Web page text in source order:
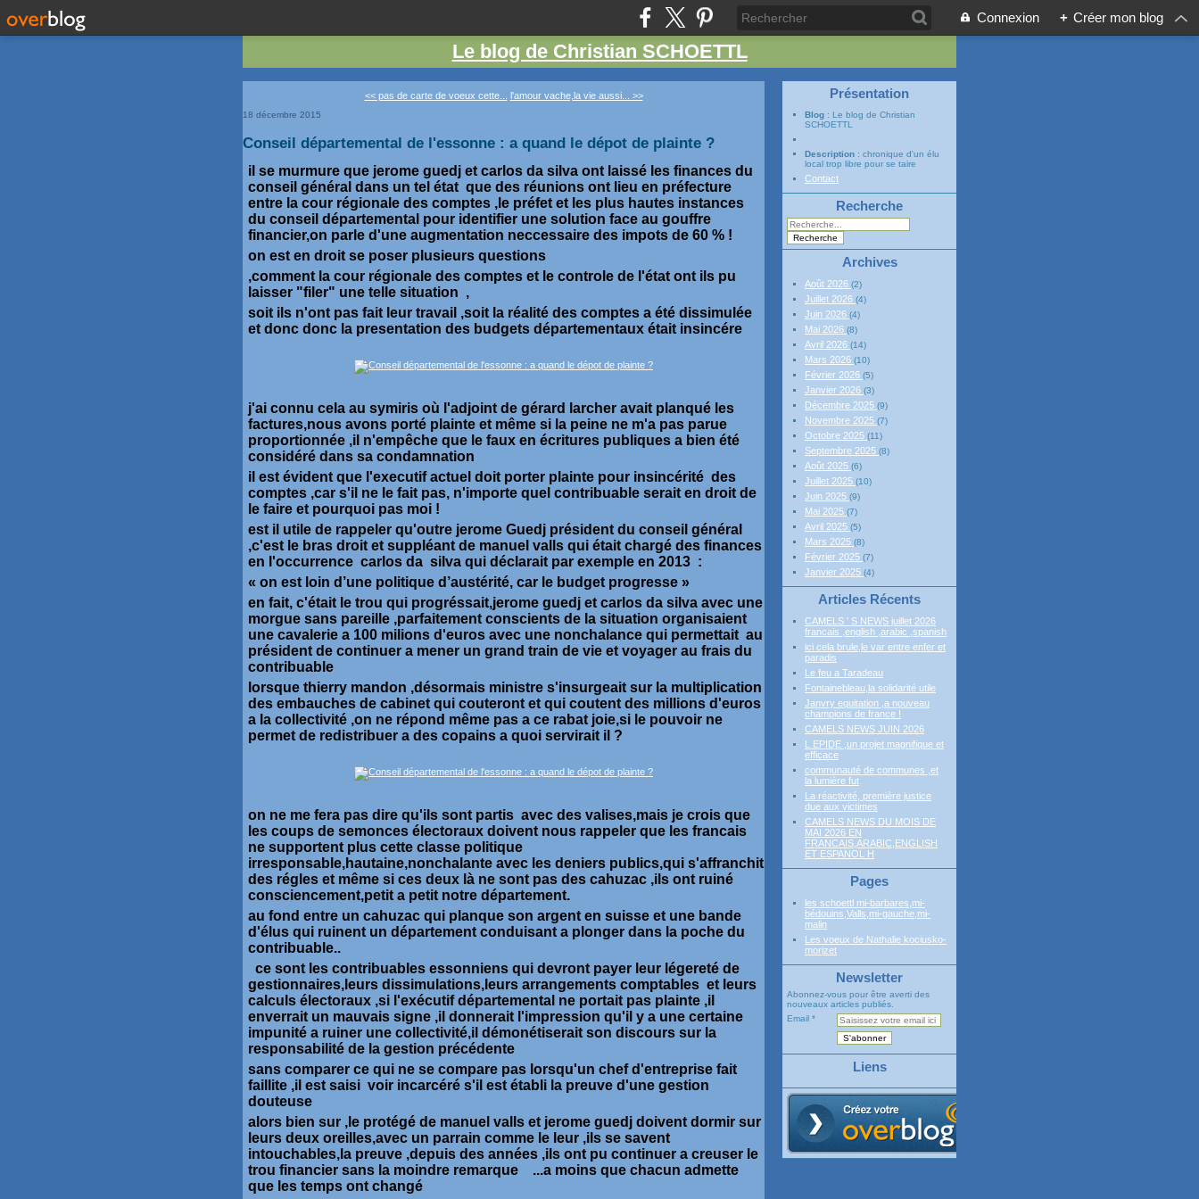
Connexion + Créer mon blog
Le blog de Christian SCHOETTL
<< pas de carte de voeux cette... l'amour vache,la vie aussi... >>
18 décembre 2015
Conseil départemental de l'essonne : a quand le dépot de plainte ?
il se murmure que jerome guedj et carlos da silva ont laissé les finances du
conseil général dans un tel état que des réunions ont lieu en préfecture
entre la cour régionale des comptes ,le préfet et les plus hautes instances
du conseil départemental pour identifier une solution face au gouffre
financier,on parle d'une augmentation neccessaire des impots de 60 % !
on est en droit se poser plusieurs questions
,comment la cour régionale des comptes et le controle de l'état ont ils pu
laisser "filer" une telle situation ,
soit ils n'ont pas fait leur travail ,soit la réalité des comptes a été dissimulée
et donc donc la presentation des budgets départementaux était insincére
j'ai connu cela au symiris où l'adjoint de gérard larcher avait planqué les
factures,nous avons porté plainte et même si la peine ne m'a pas parue
proportionnée ,il n'empêche que le faux en écritures publiques a bien été
considéré dans sa condamnation
il est évident que l'executif actuel doit porter plainte pour insincérité des
comptes ,car s'il ne le fait pas, n'importe quel contribuable serait en droit de
le faire et pourquoi pas moi !
est il utile de rappeler qu'outre jerome Guedj président du conseil général
,c'est le bras droit et suppléant de manuel valls qui était chargé des finances
en l'occurrence carlos da silva qui déclarait par exemple en 2013 :
« on est loin d’une politique d’austérité, car le budget progresse »
en fait, c'était le trou qui progréssait,jerome guedj et carlos da silva avec une
morgue sans pareille ,parfaitement conscients de la situation organisaient
une cavalerie a 100 milions d'euros avec une nonchalance qui permettait au
président de continuer a mener un grand train de vie et voyager au frais du
contribuable
lorsque thierry mandon ,désormais ministre s'insurgeait sur la multiplication
des embauches de cabinet qui couteront et qui coutent des millions d'euros
a la collectivité ,on ne répond même pas a ce rabat joie,si le pouvoir ne
permet de redistribuer a des copains a quoi servirait il ?
on ne me fera pas dire qu'ils sont partis avec des valises,mais je crois que
les coups de semonces électoraux doivent nous rappeler que les francais
ne supportent plus cette classe politique
irresponsable,hautaine,nonchalante avec les deniers publics,qui s'affranchit
des régles et même si ces deux là ne sont pas des cahuzac ,ils ont ruiné
consciencement,petit a petit notre département.
au fond entre un cahuzac qui planque son argent en suisse et une bande
d'élus qui ruinent un département conduisant a plonger dans la poche du
contribuable..
ce sont les contribuables essonniens qui devront payer leur légereté de
gestionnaires,leurs dissimulations,leurs arrangements comptables et leurs
calculs électoraux ,si l'exécutif départemental ne portait pas plainte ,il
enverrait un mauvais signe ,il donnerait l'impression qu'il y a une certaine
impunité a ruiner une collectivité,il démonétiserait son discours sur la
responsabilité de la gestion précédente
sans comparer ce qui ne se compare pas lorsqu'un chef d'entreprise fait
faillite ,il est saisi voir incarcéré s'il est établi la preuve d'une gestion
douteuse
alors bien sur ,le protégé de manuel valls et jerome guedj doivent dormir sur
leurs deux oreilles,avec un parrain comme le leur ,ils se savent
intouchables,la preuve ,depuis des années ,ils ont pu continuer a creuser le
trou financier sans la moindre remarque ...a moins que chacun admette
que les temps ont changé
Présentation
Blog : Le blog de Christian
SCHOETTL
Description : chronique d'un élu
local trop libre pour se taire
Contact
Recherche
Archives
Août 2026 (2)
Juillet 2026 (4)
Juin 2026 (4)
Mai 2026 (8)
Avril 2026 (14)
Mars 2026 (10)
Février 2026 (5)
Janvier 2026 (3)
Décembre 2025 (9)
Novembre 2025 (7)
Octobre 2025 (11)
Septembre 2025 (8)
Août 2025 (6)
Juillet 2025 (10)
Juin 2025 (9)
Mai 2025 (7)
Avril 2025 (5)
Mars 2025 (8)
Février 2025 (7)
Janvier 2025 (4)
Articles Récents
CAMELS ' S NEWS juillet 2026
francais ,english ,arabic ,spanish
ici cela brule,le var entre enfer et
paradis
Le feu a Taradeau
Fontainebleau,la solidarité utile
Janvry equitation ,a nouveau
champions de france !
CAMELS NEWS JUIN 2026
L EPIDE ,un projet magnifique et
efficace
communauté de communes ,et
la lumière fut
La réactivité, première justice
due aux victimes
CAMELS NEWS DU MOIS DE
MAI 2026 EN
FRANCAIS,ARABIC,ENGLISH
ET ESPANOL H
Pages
les schoettl mi-barbares,mi-
bédouins,Valls,mi-gauche,mi-
malin
Les voeux de Nathalie kociusko-
morizet
Newsletter
Abonnez-vous pour être averti des
nouveaux articles publiés.
Email
Liens